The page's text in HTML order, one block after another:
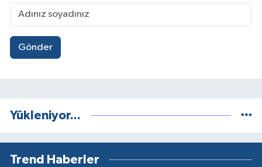
Gönder
Yükleniyor...
Trend Haberler